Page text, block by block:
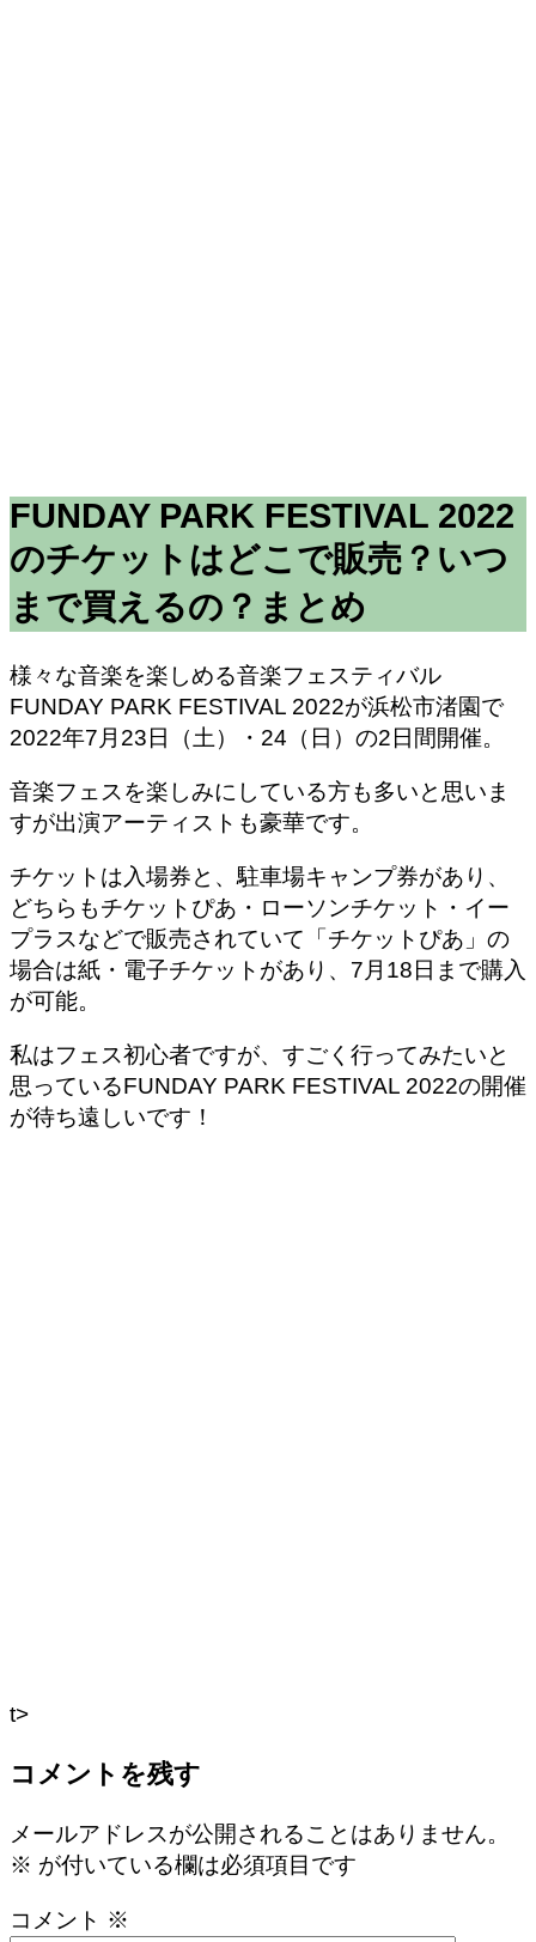
FUNDAY PARK FESTIVAL 2022
のチケットはどこで販売？いつ
まで買えるの？まとめ
様々な音楽を楽しめる音楽フェスティバル
FUNDAY PARK FESTIVAL 2022が浜松市渚園で
2022年7月23日（土）・24（日）の2日間開催。
音楽フェスを楽しみにしている方も多いと思いま
すが出演アーティストも豪華です。
チケットは入場券と、駐車場キャンプ券があり、
どちらもチケットぴあ・ローソンチケット・イー
プラスなどで販売されていて「チケットぴあ」の
場合は紙・電子チケットがあり、7月18日まで購入
が可能。
私はフェス初心者ですが、すごく行ってみたいと
思っているFUNDAY PARK FESTIVAL 2022の開催
が待ち遠しいです！
t>
コメントを残す
メールアドレスが公開されることはありません。
※ が付いている欄は必須項目です
コメント ※